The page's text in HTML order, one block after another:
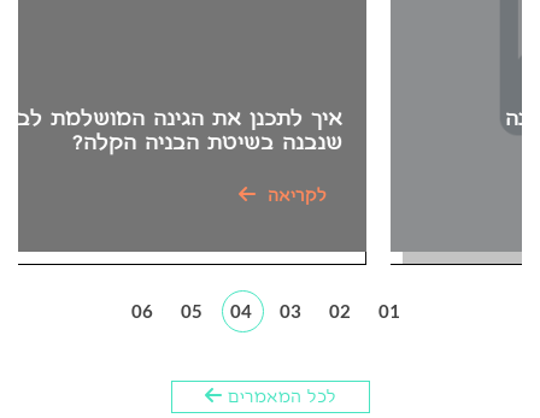
איך לתכנן את הגינה המושלמת לבית פרטי
שנבנה בשיטת הבניה הקלה?
לכל המאמרים